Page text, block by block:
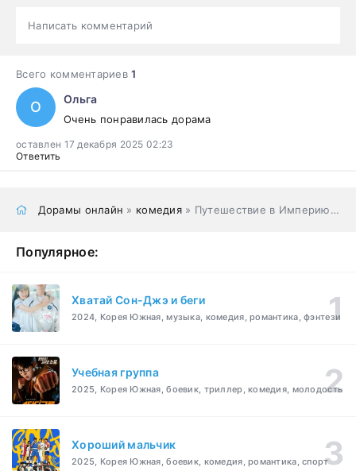
Написать комментарий
Всего комментариев1
О Ольга
Очень понравилась дорама
оставлен 17 декабря 2025 02:23
Ответить
Дорамы онлайн » комедия » Путешествие в Империю Тан
Популярное:
Хватай Сон-Джэ и беги
2024, Корея Южная, музыка, комедия, романтика, фэнтези
Учебная группа
2025, Корея Южная, боевик, триллер, комедия, молодость
Хороший мальчик
2025, Корея Южная, боевик, комедия, романтика, спорт